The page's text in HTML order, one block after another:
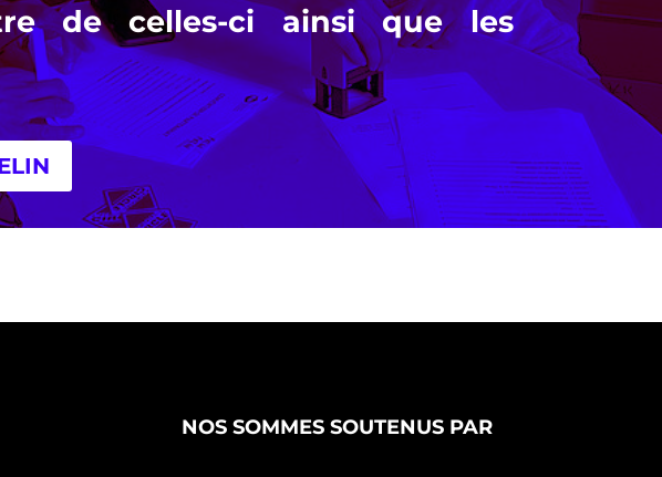
de celles-ci ainsi que les
NOS SOMMES SOUTENUS PAR